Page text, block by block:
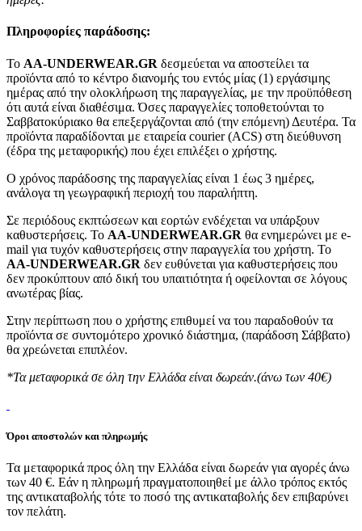
Πληροφορίες παράδοσης:
To AA-UNDERWEAR.GR δεσμεύεται να αποστείλει τα
προϊόντα από το κέντρο διανομής του εντός μίας (1) εργάσιμης
ημέρας από την ολοκλήρωση της παραγγελίας, με την προϋπόθεση
ότι αυτά είναι διαθέσιμα. Όσες παραγγελίες τοποθετούνται το
Σαββατοκύριακο θα επεξεργάζονται από (την επόμενη) Δευτέρα. Τα
προϊόντα παραδίδονται με εταιρεία courier (ACS) στη διεύθυνση
(έδρα της μεταφορικής) που έχει επιλέξει ο χρήστης.
Ο χρόνος παράδοσης της παραγγελίας είναι 1 έως 3 ημέρες,
ανάλογα τη γεωγραφική περιοχή του παραλήπτη.
Σε περιόδους εκπτώσεων και εορτών ενδέχεται να υπάρξουν
καθυστερήσεις. Το AA-UNDERWEAR.GR θα ενημερώνει με e-
mail για τυχόν καθυστερήσεις στην παραγγελία του χρήστη. Το
AA-UNDERWEAR.GR δεν ευθύνεται για καθυστερήσεις που
δεν προκύπτουν από δική του υπαιτιότητα ή οφείλονται σε λόγους
ανωτέρας βίας.
Στην περίπτωση που ο χρήστης επιθυμεί να του παραδοθούν τα
προϊόντα σε συντομότερο χρονικό διάστημα, (παράδοση Σάββατο)
θα χρεώνεται επιπλέον.
*Τα μεταφορικά σε όλη την Ελλάδα είναι δωρεάν.(άνω των 40€)
Όροι αποστολών και πληρωμής
Τα μεταφορικά προς όλη την Ελλάδα είναι δωρεάν για αγορές άνω
των 40 €. Εάν η πληρωμή πραγματοποιηθεί με άλλο τρόπος εκτός
της αντικαταβολής τότε το ποσό της αντικαταβολής δεν επιβαρύνει
τον πελάτη.